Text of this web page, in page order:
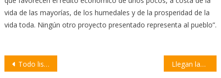
vida de las mayorías, de los humedales y de la prosperidad de la
vida toda. Ningún otro proyecto presentado representa al pueblo”.
Navegación
Todo listo para el comienzo de la Fiesta de Colectividades en Rosario Llegan las lluvias a la región y el tiempo seguirá inestable hasta el fin de semana